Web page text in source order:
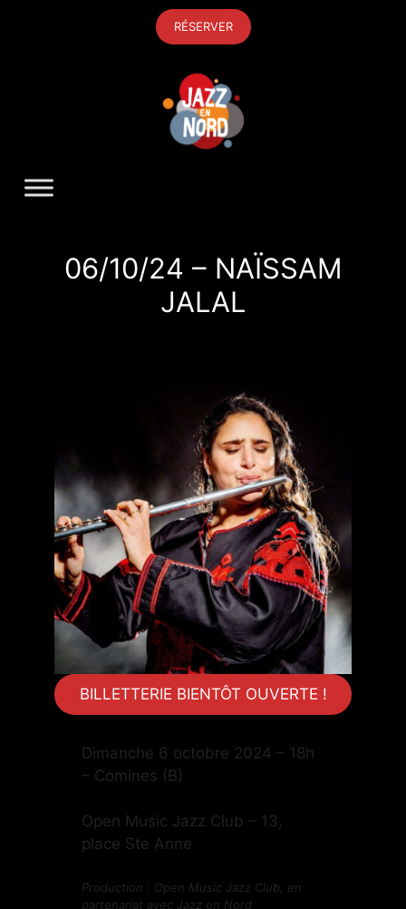
RÉSERVER
06/10/24 – NAÏSSAM
JALAL
BILLETTERIE BIENTÔT OUVERTE !
Dimanche 6 octobre 2024 – 18h
– Comines (B)
Open Music Jazz Club – 13,
place Ste Anne
Production : Open Music Jazz Club, en
partenariat avec Jazz en Nord